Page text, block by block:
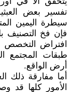
تفسير بعض
سيطرة اليمين
فإن فخ التصنيف
افتراض التخصص
طبقات المجتمع
أرض الواقع.
أما مفارقة ذلك
الأمور كلها قد